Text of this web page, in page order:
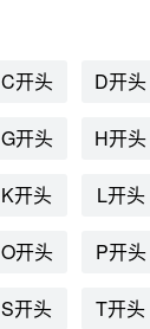
C开头 D开头
G开头 H开头
K开头 L开头
O开头 P开头
S开头 T开头